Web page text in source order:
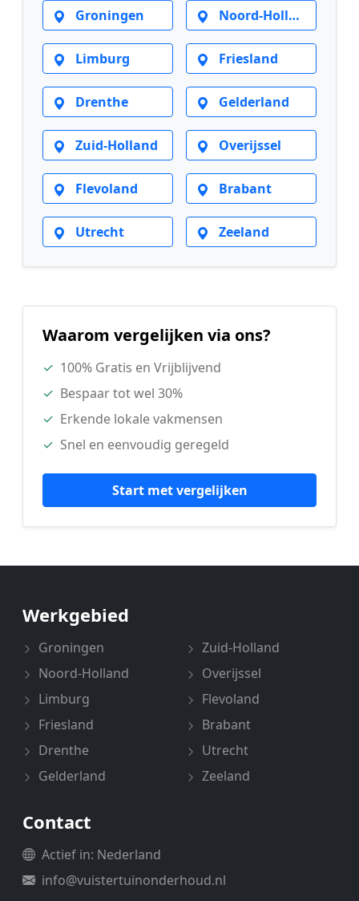
Groningen Noord-Holland
Limburg Friesland
Drenthe Gelderland
Zuid-Holland Overijssel
Flevoland Brabant
Utrecht Zeeland
Waarom vergelijken via ons?
✓ 100% Gratis en Vrijblijvend
✓ Bespaar tot wel 30%
✓ Erkende lokale vakmensen
✓ Snel en eenvoudig geregeld
Start met vergelijken
Werkgebied
Groningen
Noord-Holland
Limburg
Friesland
Drenthe
Gelderland
Zuid-Holland
Overijssel
Flevoland
Brabant
Utrecht
Zeeland
Contact
Actief in: Nederland
info@vuistertuinonderhoud.nl